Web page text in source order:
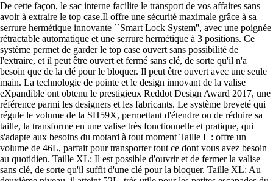
De cette façon, le sac interne facilite le transport de vos affaires sans
avoir à extraire le top case.Il offre une sécurité maximale grâce à sa
serrure hermétique innovante ``Smart Lock System'', avec une poignée
rétractable automatique et une serrure hermétique à 3 positions. Ce
système permet de garder le top case ouvert sans possibilité de
l'extraire, et il peut être ouvert et fermé sans clé, de sorte qu'il n'a
besoin que de la clé pour le bloquer. Il peut être ouvert avec une seule
main. La technologie de pointe et le design innovant de la valise
eXpandible ont obtenu le prestigieux Reddot Design Award 2017, une
référence parmi les designers et les fabricants. Le système breveté qui
régule le volume de la SH59X, permettant d'étendre ou de réduire sa
taille, la transforme en une valise très fonctionnelle et pratique, qui
s'adapte aux besoins du motard à tout moment Taille L : offre un
volume de 46L, parfait pour transporter tout ce dont vous avez besoin
au quotidien. Taille XL: Il est possible d'ouvrir et de fermer la valise
sans clé, de sorte qu'il suffit d'une clé pour la bloquer. Taille XL: Au